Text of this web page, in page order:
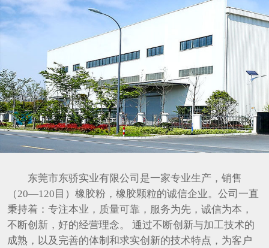
东莞市东骄实业有限公司是一家专业生产，销售
（20—120目）橡胶粉，橡胶颗粒的诚信企业。公司一直
秉持着：专注本业，质量可靠，服务为先，诚信为本，
不断创新，好的经营理念。 通过不断创新与加工技术的
成熟，以及完善的体制和求实创新的技术特点，为客户